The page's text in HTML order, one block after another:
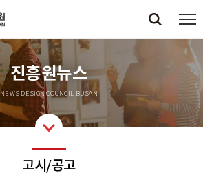
진흥원뉴스
NEWS DESIGN COUNCIL BUSAN
고시/공고